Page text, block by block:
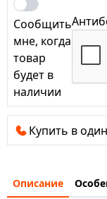
Сообщить
мне, когда
товар
будет в
наличии
Купить в
Описание